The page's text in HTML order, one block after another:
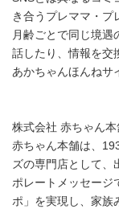
き合うプレママ・プ
月齢ごとで同じ境遇
話したり、情報を交
あかちゃんほんねサ
株式会社 赤ちゃん
赤ちゃん本舗は、
ズの専門店として、
ポレートメッセージ
ポ」を実現し、家族